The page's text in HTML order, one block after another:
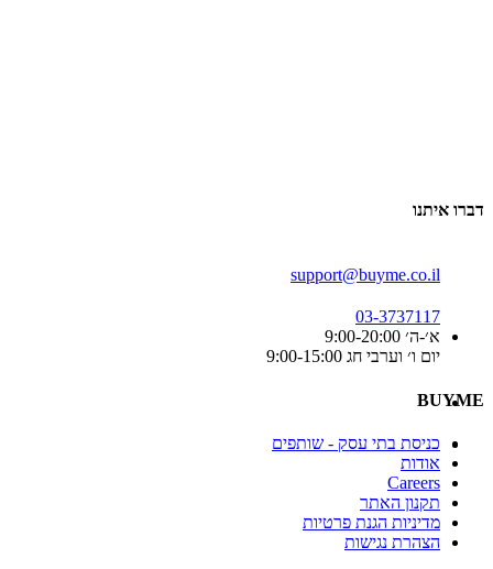
דברו איתנו
support@buyme.co.il
03-3737117
א׳-ה׳ 9:00-20:00
יום ו׳ וערבי חג 9:00-15:00
BUYME
כניסת בתי עסק - שותפים
אודות
Careers
תקנון האתר
מדיניות הגנת פרטיות
הצהרת נגישות